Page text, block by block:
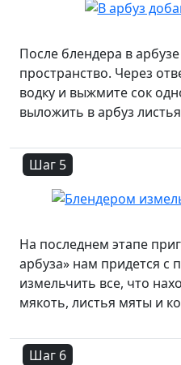
После блендера в
пространство. Через
водку и выжмите сок
выложить в арбуз
Шаг 5
На последнем этапе
арбуза» нам придется
измельчить все, что
мякоть, листья мяты и
Шаг 6